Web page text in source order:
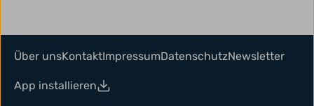
Über unsKontaktImpressumDatenschutzNewsletter
App installieren